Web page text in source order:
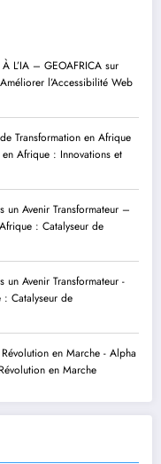
L’IA – GEOAFRICA sur
l’Accessibilité Web
Transformation en Afrique
Afrique : Innovations et
un Avenir Transformateur –
: Catalyseur de
Avenir Transformateur -
: Catalyseur de
en Marche - Alpha
en Marche